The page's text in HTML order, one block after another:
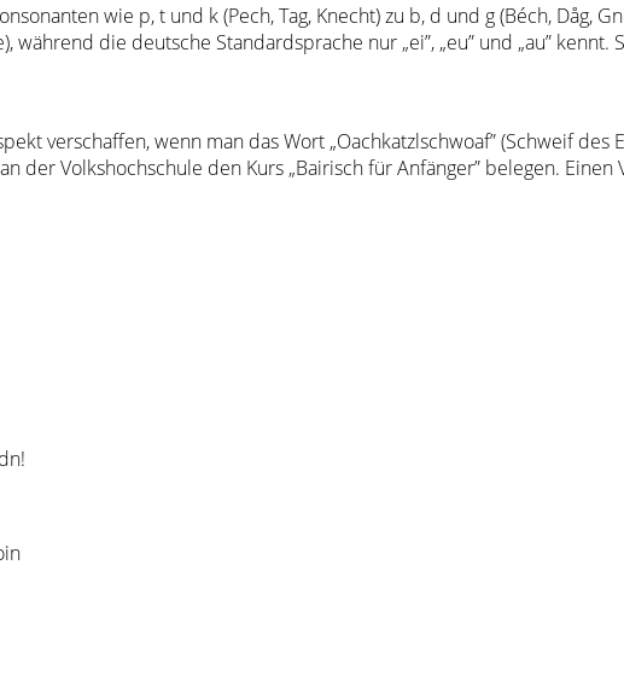
wie p, t und k (Pech, Tag, Knecht) zu b, d und g (Béch, Dåg,
die deutsche Standardsprache nur „ei”, „eu” und „au” kennt.
verschaffen, wenn man das Wort „Oachkatzlschwoaf” (Schweif
der Volkshochschule den Kurs „Bairisch für Anfänger” belegen.